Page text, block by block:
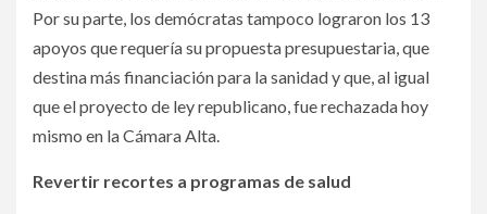
Por su parte, los demócratas tampoco lograron los 13
apoyos que requería su propuesta presupuestaria, que
destina más financiación para la sanidad y que, al igual
que el proyecto de ley republicano, fue rechazada hoy
mismo en la Cámara Alta.
Revertir recortes a programas de salud